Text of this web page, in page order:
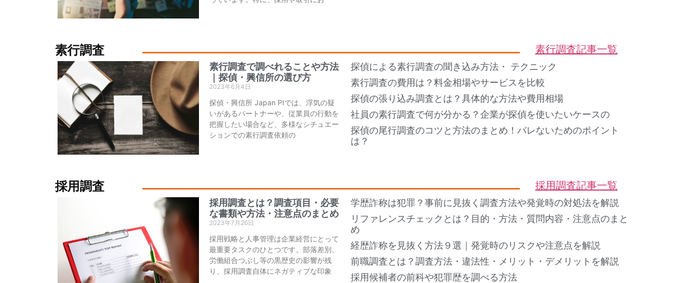
素行調査 素行調査記事一覧
素行調査で調べれることや方法
｜探偵・興信所の選び方
2023年6月4日
探偵・興信所 Japan PIでは、浮気の疑
いがあるパートナーや、従業員の行動を
把握したい場合など、多様なシチュエー
ションでの素行調査依頼の
探偵による素行調査の聞き込み方法・ テクニック
素行調査の費用は？料金相場やサービスを比較
探偵の張り込み調査とは？具体的な方法や費用相場
社員の素行調査で何が分かる？企業が探偵を使いたいケースの
探偵の尾行調査のコツと方法のまとめ！バレないためのポイント
は？
採用調査 採用調査記事一覧
採用調査とは？調査項目・必要
な書類や方法・注意点のまとめ
2023年7月26日
採用戦略と人事管理は企業経営にとって
最重要タスクのひとつです。部落差別、
労働組合つぶし等の黒歴史の影響が残
り、採用調査自体にネガティブな印象
学歴詐称は犯罪？事前に見抜く調査方法や発覚時の対処法を解説
リファレンスチェックとは？目的・方法・質問内容・注意点のまと
め
経歴詐称を見抜く方法９選｜発覚時のリスクや注意点を解説
前職調査とは？調査方法・違法性・メリット・デメリットを解説
採用候補者の前科や犯罪歴を調べる方法